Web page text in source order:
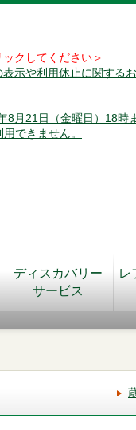
クしてください＞
示や利用休止に関する
8月21日（金曜日）18時
できません。
ディスカバリー
サービス
レ